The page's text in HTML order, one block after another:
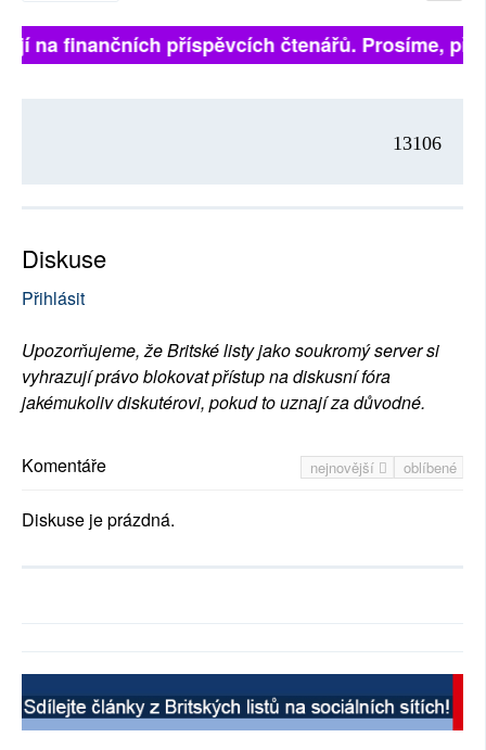
finančních příspěvcích čtenářů. Prosíme,
13106
Diskuse
Přihlásit
Upozorňujeme, že Britské listy jako soukromý server si
vyhrazují právo blokovat přístup na diskusní fóra
jakémukoliv diskutérovi, pokud to uznají za důvodné.
nejnovější oblíbené
Komentáře
Diskuse je prázdná.